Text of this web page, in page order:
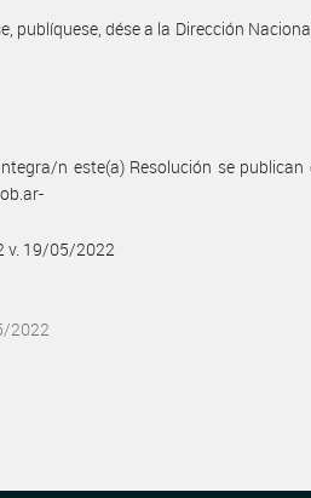
publíquese, dése a la Dirección
n este(a) Resolución se
v. 19/05/2022
2022